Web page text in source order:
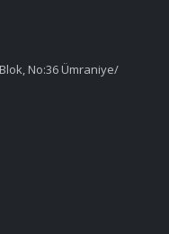
No:36 Ümraniye/